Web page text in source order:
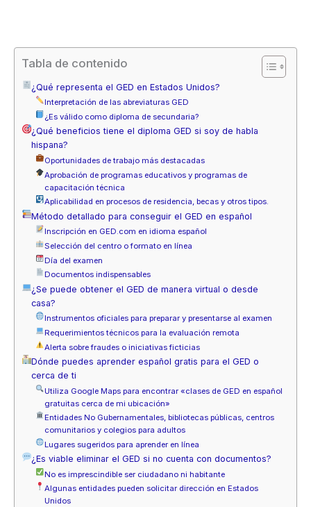
Tabla de contenido
¿Qué representa el GED en Estados Unidos?
Interpretación de las abreviaturas GED
¿Es válido como diploma de secundaria?
¿Qué beneficios tiene el diploma GED si soy de habla
hispana?
Oportunidades de trabajo más destacadas
Aprobación de programas educativos y programas de
capacitación técnica
Aplicabilidad en procesos de residencia, becas y otros tipos.
Método detallado para conseguir el GED en español
Inscripción en GED.com en idioma español
Selección del centro o formato en línea
Día del examen
Documentos indispensables
¿Se puede obtener el GED de manera virtual o desde
casa?
Instrumentos oficiales para preparar y presentarse al examen
Requerimientos técnicos para la evaluación remota
Alerta sobre fraudes o iniciativas ficticias
Dónde puedes aprender español gratis para el GED o
cerca de ti
Utiliza Google Maps para encontrar «clases de GED en español
gratuitas cerca de mi ubicación»
Entidades No Gubernamentales, bibliotecas públicas, centros
comunitarios y colegios para adultos
Lugares sugeridos para aprender en línea
¿Es viable eliminar el GED si no cuenta con documentos?
No es imprescindible ser ciudadano ni habitante
Algunas entidades pueden solicitar dirección en Estados
Unidos